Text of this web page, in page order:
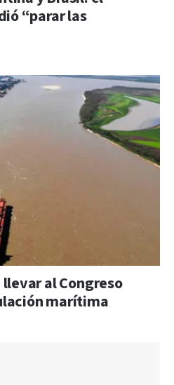
“parar las
al Congreso
marítima